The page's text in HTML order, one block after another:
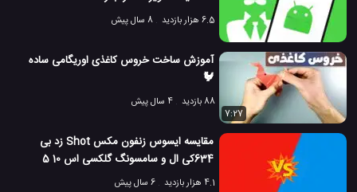
6.5 هزار بازدید 8 سال پیش
آموزش ساخت خروس کاغذی اوریگامی ساده
🐓
88 بازدید
4 سال پیش
7:27
مقایسه ایسوس زنفون مکس Shot زد بی
634کی ال و سامسونگ گلکسی اس 10 5
جی
4.1 هزار بازدید 6 سال پیش